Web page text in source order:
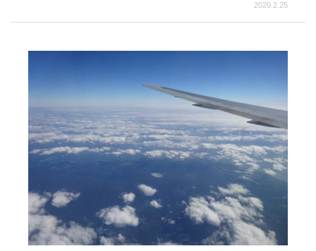
2020.2.25